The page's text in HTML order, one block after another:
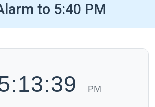
to 5:40 PM
PM